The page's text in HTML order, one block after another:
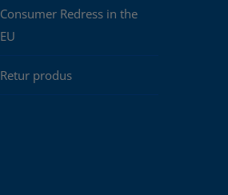
Consumer Redress in the
EU
Retur produs